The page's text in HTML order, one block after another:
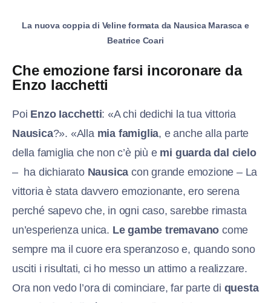
La nuova coppia di Veline formata da Nausica Marasca e
Beatrice Coari
Che emozione farsi incoronare da
Enzo Iacchetti
Poi Enzo Iacchetti: «A chi dedichi la tua vittoria
Nausica?». «Alla mia famiglia, e anche alla parte
della famiglia che non c’è più e mi guarda dal cielo
– ha dichiarato Nausica con grande emozione – La
vittoria è stata davvero emozionante, ero serena
perché sapevo che, in ogni caso, sarebbe rimasta
un’esperienza unica. Le gambe tremavano come
sempre ma il cuore era speranzoso e, quando sono
usciti i risultati, ci ho messo un attimo a realizzare.
Ora non vedo l’ora di cominciare, far parte di questa